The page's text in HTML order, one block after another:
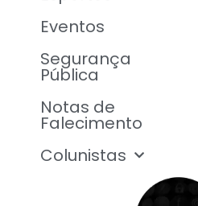
Eventos
Segurança
Pública
Notas de
Falecimento
Colunistas